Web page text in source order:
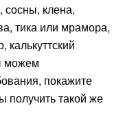
сосны, клена,
тика или мрамора,
калькуттский
можем
покажите
получить такой же